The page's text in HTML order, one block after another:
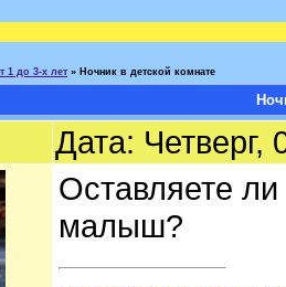
1 до 3-х лет » Ночник в детской комнате
Дата:
Оставляете ли
малыш?